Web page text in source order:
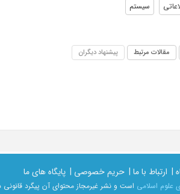
سیستم
مقالات مرتبط پیشنهاد دیگران
| ارتباط با ما | حریم خصوصی | پایگاه های ما
علوم اسلامی است و نشر غیرمجاز محتوای آن پیگرد قانونی